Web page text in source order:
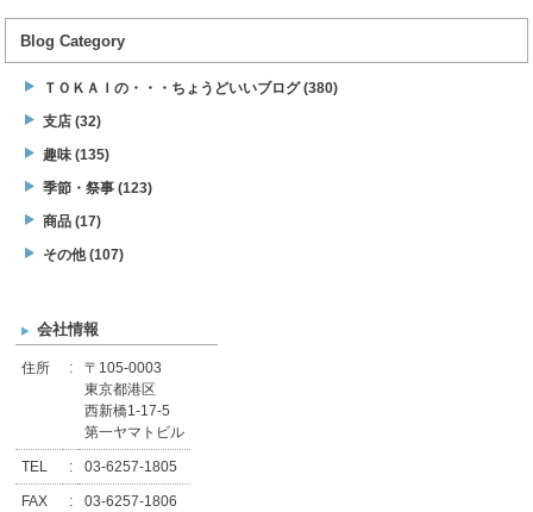
Blog Category
ＴＯＫＡＩの・・・ちょうどいいブログ (380)
支店 (32)
趣味 (135)
季節・祭事 (123)
商品 (17)
その他 (107)
会社情報
住所 :
〒105-0003
東京都港区
西新橋1-17-5
第一ヤマトビル
TEL : 03-6257-1805
FAX : 03-6257-1806